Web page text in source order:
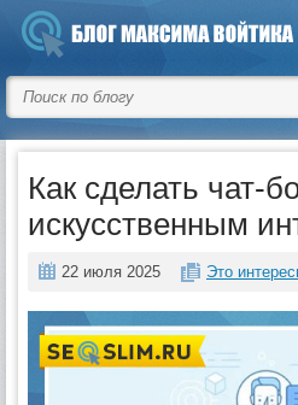
Как сделать чат-
искусственным
22 июля 2025 Это